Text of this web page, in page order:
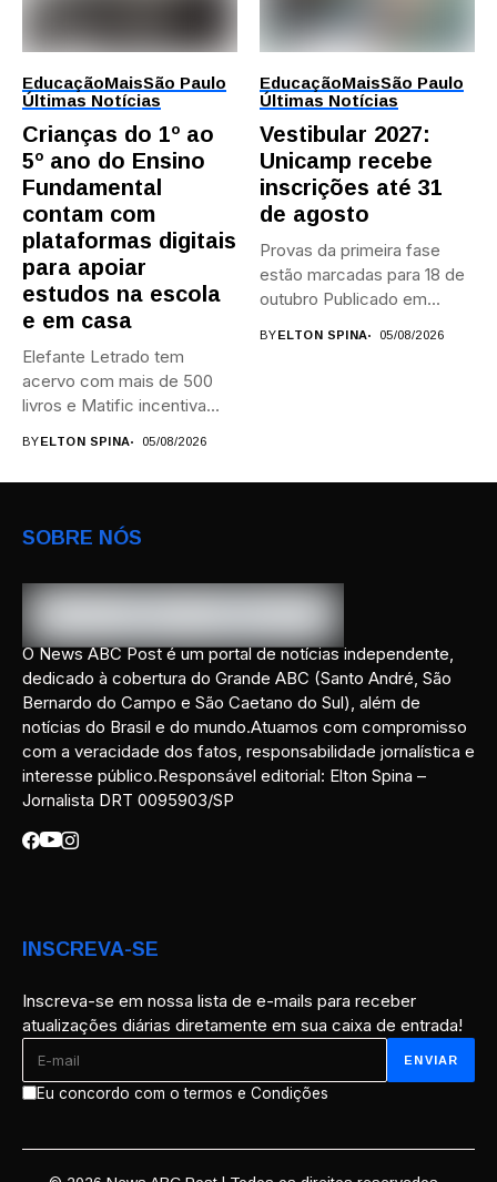
EducaçãoMaisSão Paulo
Últimas Notícias
Crianças do 1º ao
5º ano do Ensino
Fundamental
contam com
plataformas digitais
para apoiar
estudos na escola
e em casa
Elefante Letrado tem
acervo com mais de 500
livros e Matific incentiva...
BYELTON SPINA 05/08/2026
EducaçãoMaisSão Paulo
Últimas Notícias
Vestibular 2027:
Unicamp recebe
inscrições até 31
de agosto
Provas da primeira fase
estão marcadas para 18 de
outubro Publicado em...
BYELTON SPINA 05/08/2026
SOBRE NÓS
O News ABC Post é um portal de notícias independente,
dedicado à cobertura do Grande ABC (Santo André, São
Bernardo do Campo e São Caetano do Sul), além de
notícias do Brasil e do mundo.Atuamos com compromisso
com a veracidade dos fatos, responsabilidade jornalística e
interesse público.Responsável editorial: Elton Spina –
Jornalista DRT 0095903/SP
INSCREVA-SE
Inscreva-se em nossa lista de e-mails para receber
atualizações diárias diretamente em sua caixa de entrada!
Eu concordo com o termos e Condições